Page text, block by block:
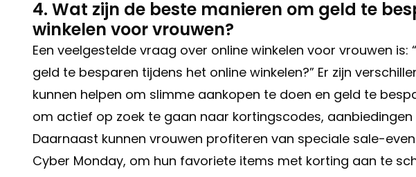
4. Wat zijn de beste manieren om geld te
winkelen voor vrouwen?
Een veelgestelde vraag over online winkelen voor vrouwen
geld te besparen tijdens het online winkelen?” Er zijn
kunnen helpen om slimme aankopen te doen en geld te
om actief op zoek te gaan naar kortingscodes,
Daarnaast kunnen vrouwen profiteren van speciale sale-
Cyber Monday, om hun favoriete items met korting aan te